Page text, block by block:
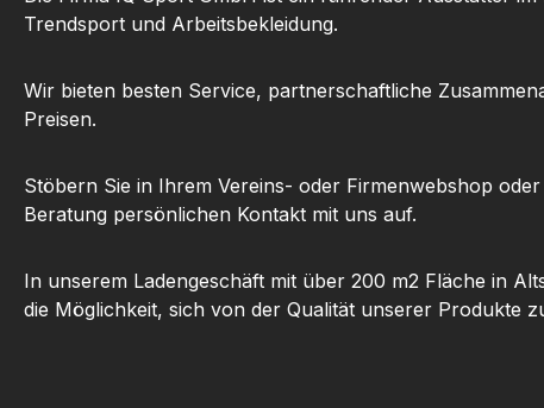
Trendsport und Arbeitsbekleidung.
Wir bieten besten Service, partnerschaftliche
Preisen.
Stöbern Sie in Ihrem Vereins- oder Firmenwebshop
Beratung persönlichen Kontakt mit uns auf.
In unserem Ladengeschäft mit über 200 m2 Fläche in
die Möglichkeit, sich von der Qualität unserer Produkte